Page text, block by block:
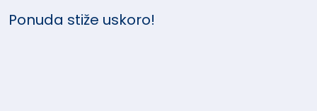
Ponuda stiže uskoro!